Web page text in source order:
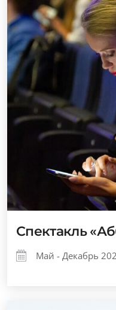
Спектакль
Май - Декабрь